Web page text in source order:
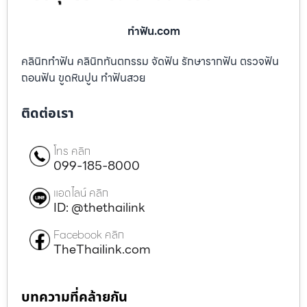
ทําฟัน.com
คลินิกทำฟัน คลินิกทันตกรรม จัดฟัน รักษารากฟัน ตรวจฟัน
ถอนฟัน ขูดหินปูน ทำฟันสวย
ติดต่อเรา
โทร คลิก
099-185-8000
แอดไลน์ คลิก
ID: @thethailink
Facebook คลิก
TheThailink.com
บทความที่คล้ายกัน